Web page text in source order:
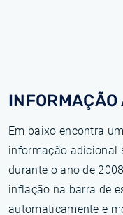
Em baixo encontra
informação adicional
durante o ano de
inflação na barra de
automaticamente e